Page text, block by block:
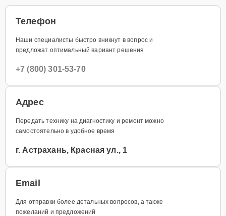
Телефон
Наши специалисты быстро вникнут в вопрос и
предложат оптимальный вариант решения
+7 (800) 301-53-70
Адрес
Передать технику на диагностику и ремонт можно
самостоятельно в удобное время
г. Астрахань, Красная ул., 1
Email
Для отправки более детальных вопросов, а также
пожеланий и предложений